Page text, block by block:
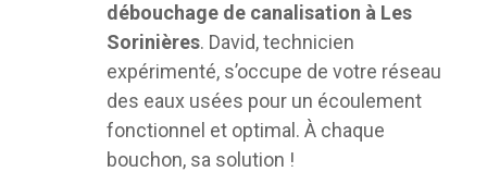
débouchage de canalisation à Les
Sorinières. David, technicien
expérimenté, s’occupe de votre réseau
des eaux usées pour un écoulement
fonctionnel et optimal. À chaque
bouchon, sa solution !